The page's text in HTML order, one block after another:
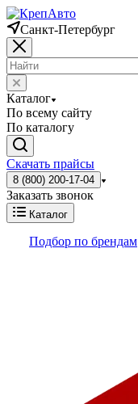
Санкт-Петербург
Каталог
По всему сайту
По каталогу
Скачать прайсы
8 (800) 200-17-04
Заказать звонок
Каталог
Подбор по брендам